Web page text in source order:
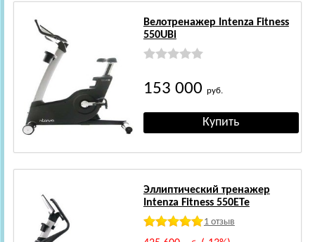
Велотренажер Intenza Fitness
550UBi
153 000 руб.
Эллиптический тренажер
Intenza Fitness 550ETe
1 отзыв